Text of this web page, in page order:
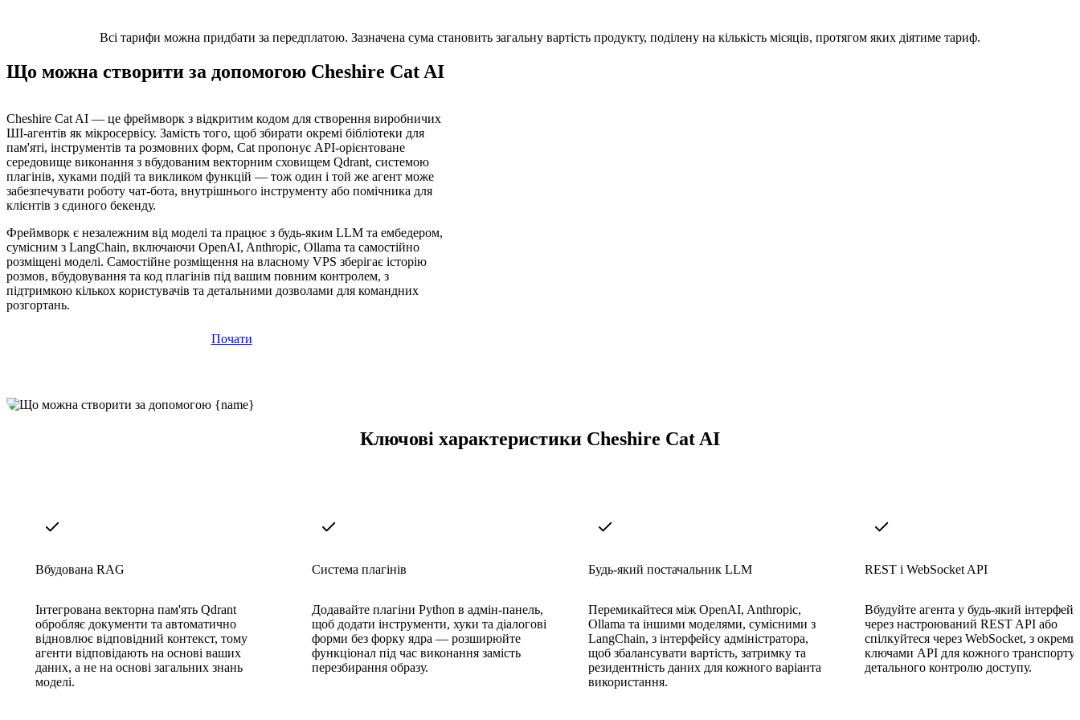
Всі тарифи можна придбати за передплатою. Зазначена сума становить загальну вартість продукту, поділену на кількість місяців, протягом яких діятиме тариф.
Що можна створити за допомогою Cheshire Cat AI
Cheshire Cat AI — це фреймворк з відкритим кодом для створення виробничих
ШІ-агентів як мікросервісу. Замість того, щоб збирати окремі бібліотеки для
пам'яті, інструментів та розмовних форм, Cat пропонує API-орієнтоване
середовище виконання з вбудованим векторним сховищем Qdrant, системою
плагінів, хуками подій та викликом функцій — тож один і той же агент може
забезпечувати роботу чат-бота, внутрішнього інструменту або помічника для
клієнтів з єдиного бекенду.
Фреймворк є незалежним від моделі та працює з будь-яким LLM та ембедером,
сумісним з LangChain, включаючи OpenAI, Anthropic, Ollama та самостійно
розміщені моделі. Самостійне розміщення на власному VPS зберігає історію
розмов, вбудовування та код плагінів під вашим повним контролем, з
підтримкою кількох користувачів та детальними дозволами для командних
розгортань.
Почати
Ключові характеристики Cheshire Cat AI
Вбудована RAG
Інтегрована векторна пам'ять Qdrant
обробляє документи та автоматично
відновлює відповідний контекст, тому
агенти відповідають на основі ваших
даних, а не на основі загальних знань
моделі.
Система плагінів
Додавайте плагіни Python в адмін-панель,
щоб додати інструменти, хуки та діалогові
форми без форку ядра — розширюйте
функціонал під час виконання замість
перезбирання образу.
Будь-який постачальник LLM
Перемикайтеся між OpenAI, Anthropic,
Ollama та іншими моделями, сумісними з
LangChain, з інтерфейсу адміністратора,
щоб збалансувати вартість, затримку та
резидентність даних для кожного варіанта
використання.
REST і WebSocket API
Вбудуйте агента у будь-який інтерфейс
через настроюваний REST API або
спілкуйтеся через WebSocket, з
ключами API для кожного транспорту
детального контролю доступу.